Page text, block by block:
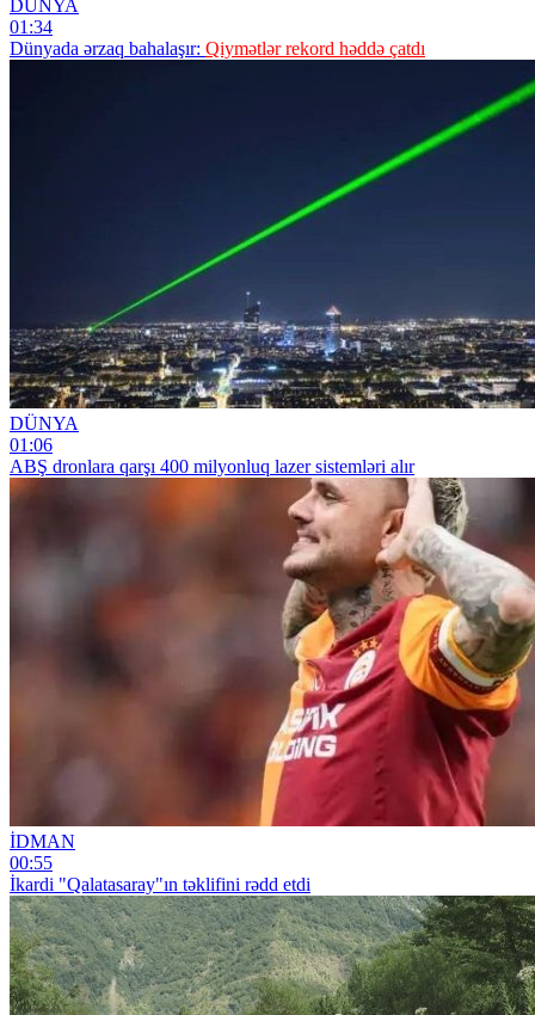
DÜNYA
01:34
Dünyada ərzaq bahalaşır: Qiymətlər rekord həddə çatdı
DÜNYA
01:06
ABŞ dronlara qarşı 400 milyonluq lazer sistemləri alır
İDMAN
00:55
İkardi "Qalatasaray"ın təklifini rədd etdi